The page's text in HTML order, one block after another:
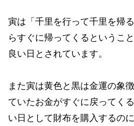
寅は「千里を行って千里を帰
らすぐに帰ってくるというこ
良い日とされています。
また寅は黄色と黒は金運の象
ていたお金がすぐに戻ってく
い日として財布を購入するの